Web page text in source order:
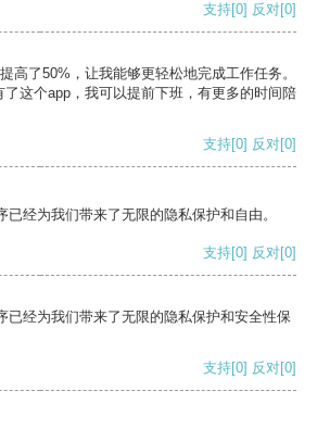
支持[0] 反对[0]
高了50%，让我能够更轻松地完成工作任务。
这个app，我可以提前下班，有更多的时间陪
支持[0] 反对[0]
经为我们带来了无限的隐私保护和自由。
支持[0] 反对[0]
已经为我们带来了无限的隐私保护和安全性保
支持[0] 反对[0]